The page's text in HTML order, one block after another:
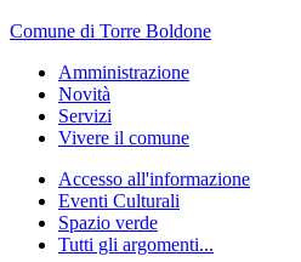
Comune di Torre Boldone
Amministrazione
Novità
Servizi
Vivere il comune
Accesso all'informazione
Eventi Culturali
Spazio verde
Tutti gli argomenti...